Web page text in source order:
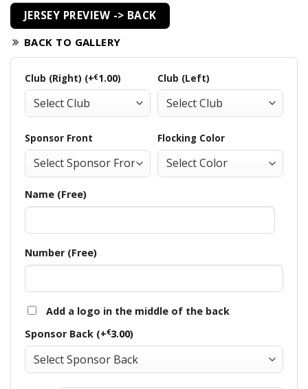
JERSEY PREVIEW -> BACK
BACK TO GALLERY
Club (Right) (+€1.00) Club (Left)
Sponsor Front Flocking Color
Name (Free)
Number (Free)
Add a logo in the middle of the back
Sponsor Back (+€3.00)